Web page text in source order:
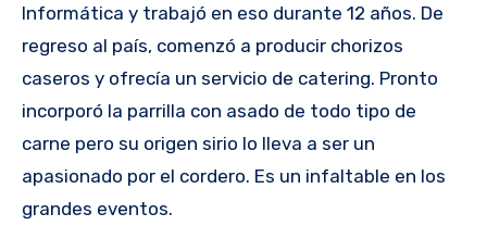
Informática y trabajó en eso durante 12 años. De
regreso al país, comenzó a producir chorizos
caseros y ofrecía un servicio de catering. Pronto
incorporó la parrilla con asado de todo tipo de
carne pero su origen sirio lo lleva a ser un
apasionado por el cordero. Es un infaltable en los
grandes eventos.